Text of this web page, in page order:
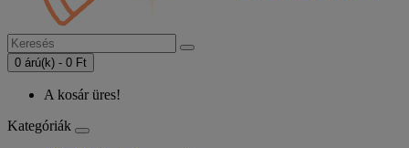
0 árú(k) - 0 Ft
A kosár üres!
Kategóriák